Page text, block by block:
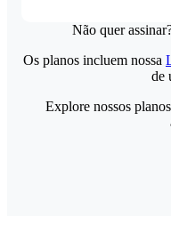
Não quer
Os planos incluem nossa
de
Explore nossos planos